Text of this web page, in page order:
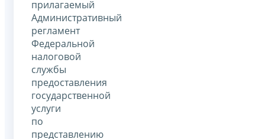
прилагаемый
Административный
регламент
Федеральной
налоговой
службы
предоставления
государственной
услуги
по
представлению